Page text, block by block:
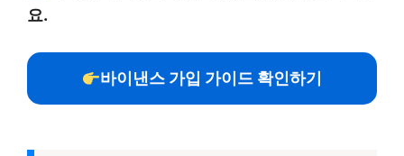
요.
바이낸스 가입 가이드 확인하기